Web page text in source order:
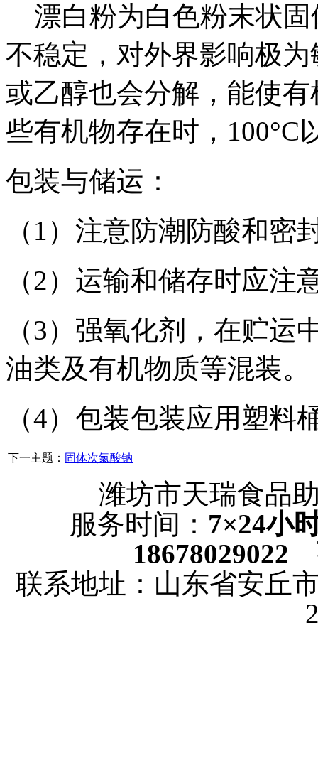
漂白粉为白色粉末状固
不稳定，对外界影响极
或乙醇也会分解，能使
些有机物存在时，100°C
包装与储运：
（1）注意防潮防酸和密
（2）运输和储存时应注
（3）强氧化剂，在贮
油类及有机物质等混装。
（4）包装包装应用塑料
下一主题： 固体次氯酸钠
潍坊市天瑞食品
服务时间： 7×24
18678029022
联系地址：山东省安丘